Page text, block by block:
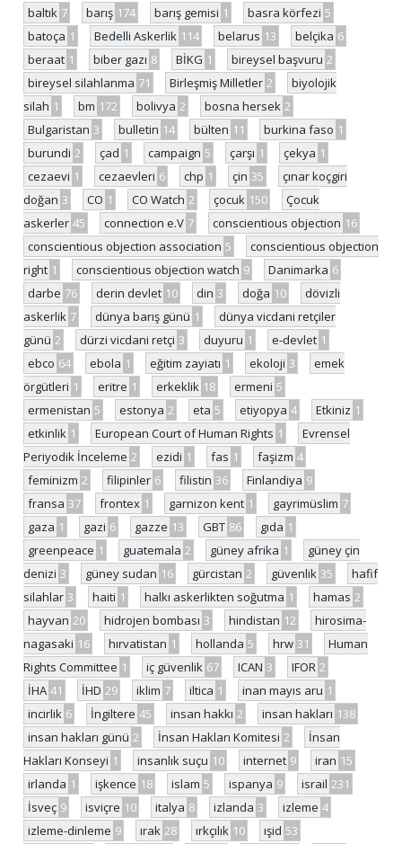
baltık 7 barış 174 barış gemisi 1 basra körfezi 5
batoça 1 Bedelli Askerlik 114 belarus 13 belçika 6
beraat 1 biber gazı 8 BİKG 1 bireysel başvuru 2
bireysel silahlanma 71 Birleşmiş Milletler 2
biyolojik
silah 1 bm 172 bolivya 2 bosna hersek 2
Bulgaristan 3 bulletin 14 bülten 11 burkina faso 1
burundi 2 çad 1 campaign 5 çarşı 1 çekya 1
cezaevi 1 cezaevleri 6 chp 1 çin 35
çınar koçgiri
doğan 3 CO 1 CO Watch 2 çocuk 150
Çocuk
askerler 45 connection e.V 7 conscientious objection 16
conscientious objection association 5
conscientious objection
right 1 conscientious objection watch 9 Danimarka 6
darbe 76 derin devlet 10 din 3 doğa 10
dövizli
askerlik 7 dünya barış günü 1
dünya vicdani retçiler
günü 2 dürzi vicdani retçi 3 duyuru 1 e-devlet 1
ebco 64 ebola 1 eğitim zayiatı 1 ekoloji 3
emek
örgütleri 1 eritre 1 erkeklik 18 ermeni 5
ermenistan 5 estonya 2 eta 5 etiyopya 4 Etkiniz 1
etkinlik 1 European Court of Human Rights 1
Evrensel
Periyodik İnceleme 2 ezidi 1 fas 1 faşizm 4
feminizm 2 filipinler 6 filistin 36 Finlandiya 9
fransa 37 frontex 1 garnizon kent 1 gayrimüslim 7
gaza 1 gazi 6 gazze 13 GBT 86 gıda 1
greenpeace 1 guatemala 2 güney afrika 1
güney çin
denizi 3 güney sudan 16 gürcistan 2 güvenlik 35
hafif
silahlar 3 haiti 1 halkı askerlikten soğutma 1 hamas 2
hayvan 20 hidrojen bombası 3 hindistan 12
hirosima-
nagasaki 16 hırvatistan 1 hollanda 5 hrw 31
Human
Rights Committee 1 iç güvenlik 67 ICAN 3 IFOR 2
İHA 41 İHD 29 iklim 7 iltica 1 inan mayıs aru 1
incirlik 6 İngiltere 45 insan hakkı 2 insan hakları 138
insan hakları günü 2 İnsan Hakları Komitesi 2
İnsan
Hakları Konseyi 1 insanlık suçu 10 internet 9 iran 15
irlanda 1 işkence 18 islam 5 ispanya 9 israil 231
İsveç 9 isviçre 10 italya 8 izlanda 3 izleme 4
izleme-dinleme 9 ırak 28 ırkçılık 10 ışid 53